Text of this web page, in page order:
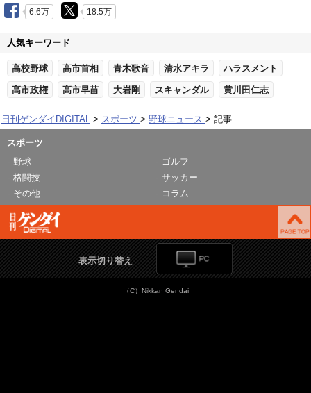
6.6万 18.5万
人気キーワード
高校野球 高市首相 青木歌音 清水アキラ ハラスメント
高市政権 高市早苗 大岩剛 スキャンダル 黄川田仁志
日刊ゲンダイDIGITAL スポーツ 野球ニュース 記事
スポーツ
野球
ゴルフ
格闘技
サッカー
その他
コラム
表示切り替え
（C）Nikkan Gendai